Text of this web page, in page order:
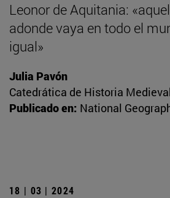
Leonor de Aquitania:
adonde vaya en todo el
igual»
Julia Pavón
Catedrática de Historia Medieval
Publicado en: National
18 | 03 | 2024